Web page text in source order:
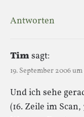
Antworten
Timsagt:
19. September 2006 um
Und ich sehe
(16. Zeile im